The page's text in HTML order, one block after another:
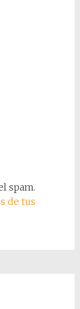
spam.
de tus